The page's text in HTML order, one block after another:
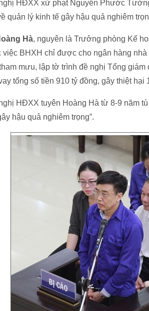
HĐXX xử phạt Nguyễn Phước
quản lý kinh tế gây hậu quả nghiêm
Hà, nguyên là Trưởng phòng Kế
BHXH chỉ được cho ngân hàng
mưu, lập tờ trình đề nghị Tổng
tổng số tiền 910 tỷ đồng, gây thiệt hại
HĐXX tuyên Hoàng Hà từ 8-9 năm
hậu quả nghiêm trọng”.